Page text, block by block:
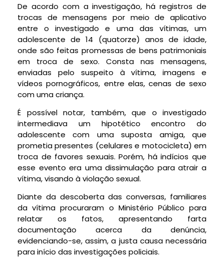
De acordo com a investigação, há registros de
trocas de mensagens por meio de aplicativo
entre o investigado e uma das vítimas, um
adolescente de 14 (quatorze) anos de idade,
onde são feitas promessas de bens patrimoniais
em troca de sexo. Consta nas mensagens,
enviadas pelo suspeito à vítima, imagens e
vídeos pornográficos, entre elas, cenas de sexo
com uma criança.
É possível notar, também, que o investigado
intermediava um hipotético encontro do
adolescente com uma suposta amiga, que
prometia presentes (celulares e motocicleta) em
troca de favores sexuais. Porém, há indícios que
esse evento era uma dissimulação para atrair a
vítima, visando à violação sexual.
Diante da descoberta das conversas, familiares
da vítima procuraram o Ministério Público para
relatar os fatos, apresentando farta
documentação acerca da denúncia,
evidenciando-se, assim, a justa causa necessária
para início das investigações policiais.